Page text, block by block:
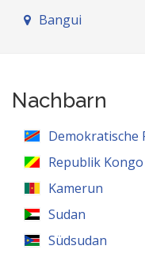
Bangui
Nachbarn
Demokratische
Republik Kongo
Kamerun
Sudan
Südsudan